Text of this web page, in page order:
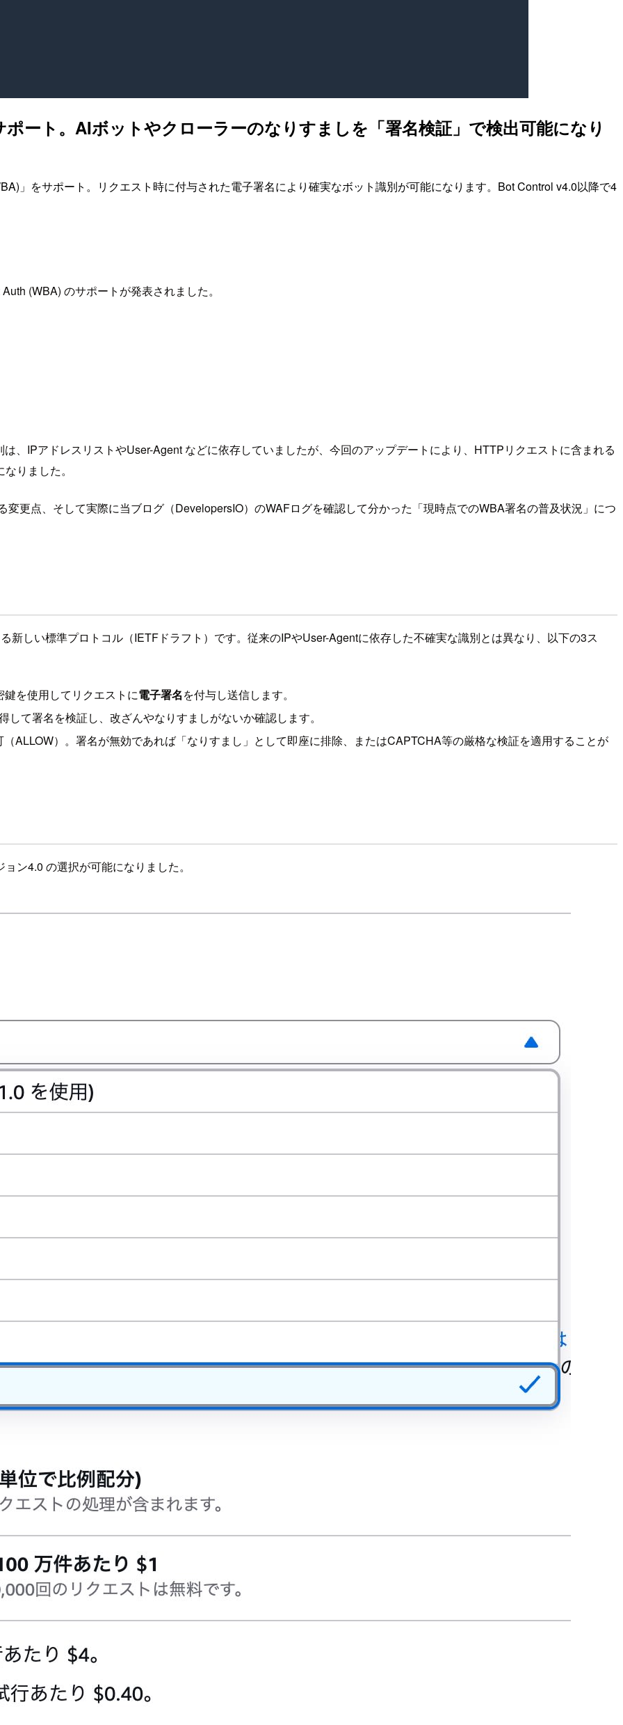
ート。AIボットやクローラーのなりすましを「署名検証」で検出可能になり
」をサポート。リクエスト時に付与された電子署名により確実なボット識別が可能になります。Bot Control v4.0以降で4
(WBA) のサポートが発表されました。
、IPアドレスリストやUser-Agent などに依存していましたが、今回のアップデートにより、HTTPリクエストに含まれる
りました。
更点、そして実際に当ブログ（DevelopersIO）のWAFログを確認して分かった「現時点でのWBA署名の普及状況」につ
新しい標準プロトコル（IETFドラフト）です。従来のIPやUser-Agentに依存した不確実な識別とは異なり、以下の3ス
を使用してリクエストに電子署名を付与し送信します。
て署名を検証し、改ざんやなりすましがないか確認します。
ALLOW）。署名が無効であれば「なりすまし」として即座に排除、またはCAPTCHA等の厳格な検証を適用することが
ン4.0 の選択が可能になりました。